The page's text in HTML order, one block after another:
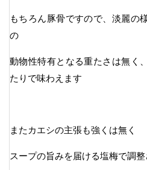
もちろん豚骨ですので、淡麗の
の
動物性特有となる重たさは無く
たりで味わえます
またカエシの主張も強くは無く
スープの旨みを届ける塩梅で調